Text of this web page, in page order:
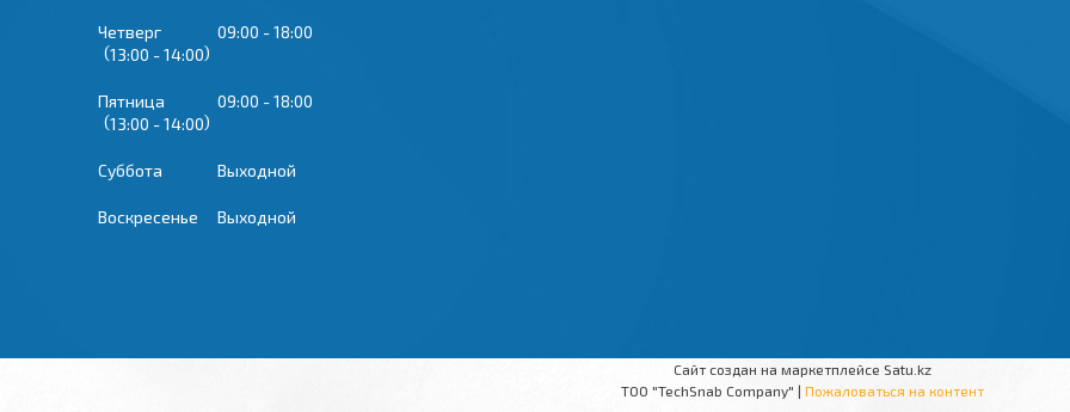
Четверг 09:00
18:00
13:00
14:00
Пятница 09:00
18:00
13:00
14:00
Суббота Выходной
Воскресенье Выходной
Сайт создан на маркетплейсе Satu.kz
TOO "TechSnab Company" | Пожаловаться на контент